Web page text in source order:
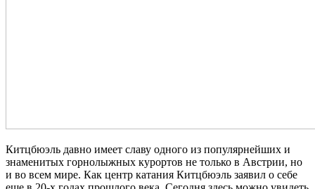
Китцбюэль давно имеет славу одного из популярнейших и
знаменитых горнолыжных курортов не только в Австрии, но
и во всем мире. Как центр катания Китцбюэль заявил о себе